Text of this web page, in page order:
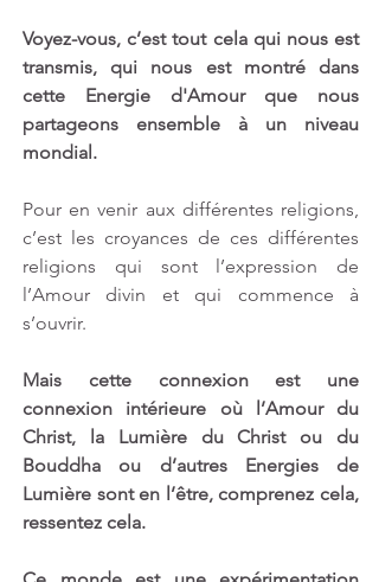
Voyez-vous, c’est tout cela qui nous est
transmis, qui nous est montré dans
cette Energie d'Amour que nous
partageons ensemble à un niveau
mondial.
Pour en venir aux différentes religions,
c’est les croyances de ces différentes
religions qui sont l’expression de
l’Amour divin et qui commence à
s’ouvrir.
Mais cette connexion est une
connexion intérieure où l’Amour du
Christ, la Lumière du Christ ou du
Bouddha ou d’autres Energies de
Lumière sont en l’être, comprenez cela,
ressentez cela.